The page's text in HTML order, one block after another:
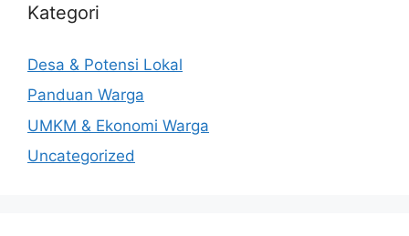
Kategori
Desa & Potensi Lokal
Panduan Warga
UMKM & Ekonomi Warga
Uncategorized